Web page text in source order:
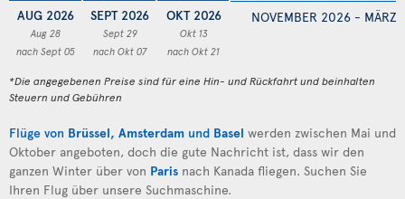
AUG 2026
Aug 28
nach Sept 05
SEPT 2026
Sept 29
nach Okt 07
OKT 2026
Okt 13
nach Okt 21
NOVEMBER 2026 - MÄRZ
*Die angegebenen Preise sind für eine Hin- und Rückfahrt und beinhalten
Steuern und Gebühren
Flüge von Brüssel, Amsterdam und Basel werden zwischen Mai und
Oktober angeboten, doch die gute Nachricht ist, dass wir den
ganzen Winter über von Paris nach Kanada fliegen. Suchen Sie
Ihren Flug über unsere Suchmaschine.